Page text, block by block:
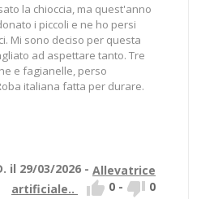
la chioccia, ma quest'anno
i piccoli e ne ho persi
Mi sono deciso per questa
ad aspettare tanto. Tre
e fagianelle, perso
italiana fatta per durare.
il 29/03/2026 - Allevatrice
artificiale..
 0 -  0